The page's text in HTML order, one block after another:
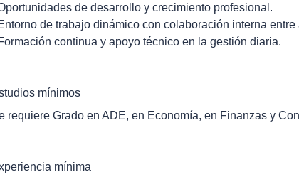
de desarrollo y crecimiento profesional.
de trabajo dinámico con colaboración interna entre
continua y apoyo técnico en la gestión diaria.
mínimos
requiere Grado en ADE, en Economía, en Finanzas y
mínima